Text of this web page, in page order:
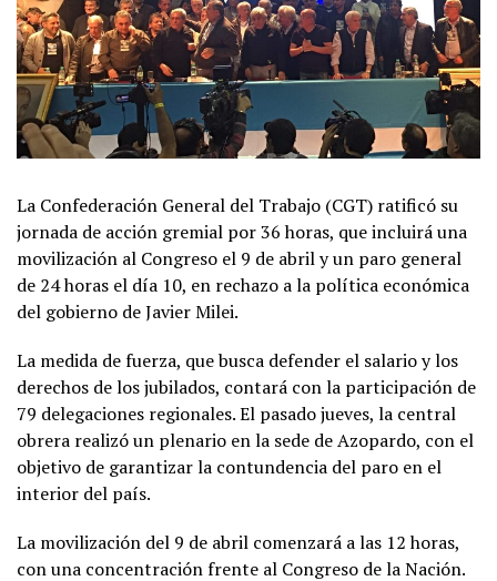
La Confederación General del Trabajo (CGT) ratificó su
jornada de acción gremial por 36 horas, que incluirá una
movilización al Congreso el 9 de abril y un paro general
de 24 horas el día 10, en rechazo a la política económica
del gobierno de Javier Milei.
La medida de fuerza, que busca defender el salario y los
derechos de los jubilados, contará con la participación de
79 delegaciones regionales. El pasado jueves, la central
obrera realizó un plenario en la sede de Azopardo, con el
objetivo de garantizar la contundencia del paro en el
interior del país.
La movilización del 9 de abril comenzará a las 12 horas,
con una concentración frente al Congreso de la Nación.